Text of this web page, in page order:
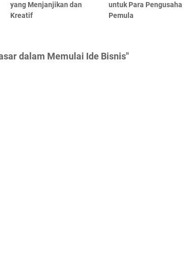
yang Menjanjikan dan
Kreatif
untuk Para Pengusaha
Pemula
dalam Memulai Ide Bisnis"